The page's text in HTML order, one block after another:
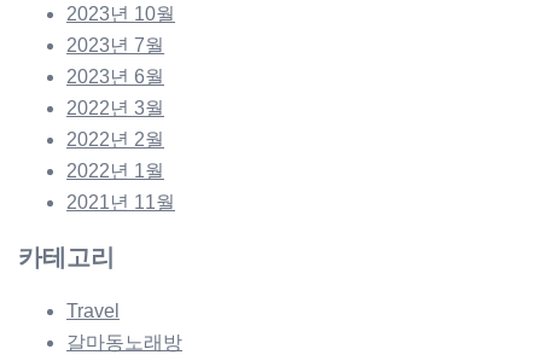
2023년 10월
2023년 7월
2023년 6월
2022년 3월
2022년 2월
2022년 1월
2021년 11월
카테고리
Travel
갈마동노래방